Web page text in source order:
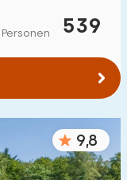
km):
539
9,8